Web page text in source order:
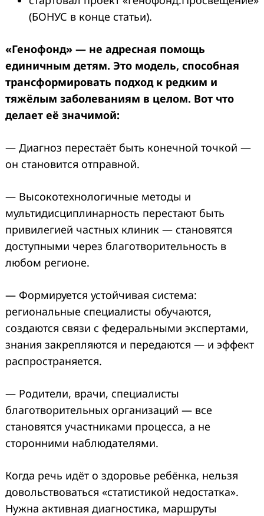
(БОНУС в конце статьи).
«Генофонд» — не адресная помощь
единичным детям. Это модель, способная
трансформировать подход к редким и
тяжёлым заболеваниям в целом. Вот что
делает её значимой:
— Диагноз перестаёт быть конечной точкой —
он становится отправной.
— Высокотехнологичные методы и
мультидисциплинарность перестают быть
привилегией частных клиник — становятся
доступными через благотворительность в
любом регионе.
— Формируется устойчивая система:
региональные специалисты обучаются,
создаются связи с федеральными экспертами,
знания закрепляются и передаются — и эффект
распространяется.
— Родители, врачи, специалисты
благотворительных организаций — все
становятся участниками процесса, а не
сторонними наблюдателями.
Когда речь идёт о здоровье ребёнка, нельзя
довольствоваться «статистикой недостатка».
Нужна активная диагностика, маршруты